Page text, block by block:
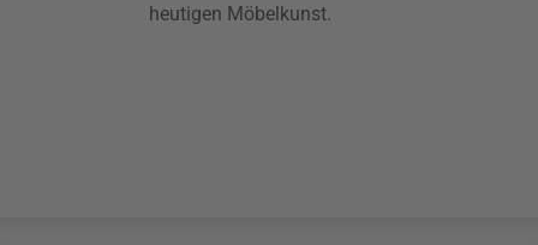
heutigen Möbelkunst.